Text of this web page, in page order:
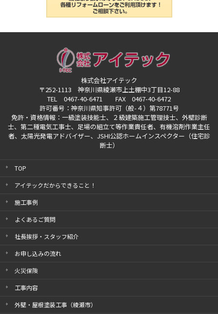
株式会社アイテック
〒252-1113 神奈川県綾瀬市上土棚中3丁目12-88
TEL 0467-40-6471 FAX 0467-40-6472
許可番号：神奈川県知事許可（般-４）第78771号
免許・資格情報：一級塗装技能士、２級建築施工管理技士、外壁診断
士、第二種電気工事士、 足場の組立て等作業責任者、有機溶剤作業主任
者、太陽光発電アドバイザー、 JSHI公認ホームインスペクター（住宅診
断士）
TOP
アイテックだからできること！
施工事例
よくあるご質問
社長挨拶・スタッフ紹介
お申し込みの流れ
火災保険
工事内容
外壁・屋根塗装工事（綾瀬市）